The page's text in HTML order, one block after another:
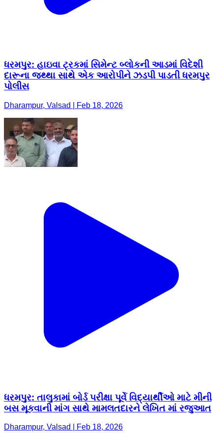
ધરમપુર: હાઇવા ટ્રકમાં સિમેન્ટ બ્લોકની આડમાં વિદેશી
દારૂના જથ્થા સાથે એક આરોપીને ઝડપી પાડતી ધરમપુર
પોલીસ
Dharampur, Valsad | Feb 18, 2026
ધરમપુર: તાલુકામાં બોર્ડ પરીક્ષા પૂર્વે વિદ્યાર્થીઓ માટે મીની
બસ મૂકવાની માંગ સાથે મામલતદારને લેખિત માં રજુઆત
Dharampur, Valsad | Feb 18, 2026